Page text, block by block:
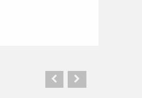
Vorherige
SeiteSeite